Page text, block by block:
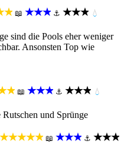
📖 ★★★ ⚓ ★★★ 💧
sind die Pools eher weniger
Ansonsten Top wie
📖 ★★★ ⚓ ★★★ 💧
und Sprünge
★★★★★ 📖 ★★★ ⚓ ★★★